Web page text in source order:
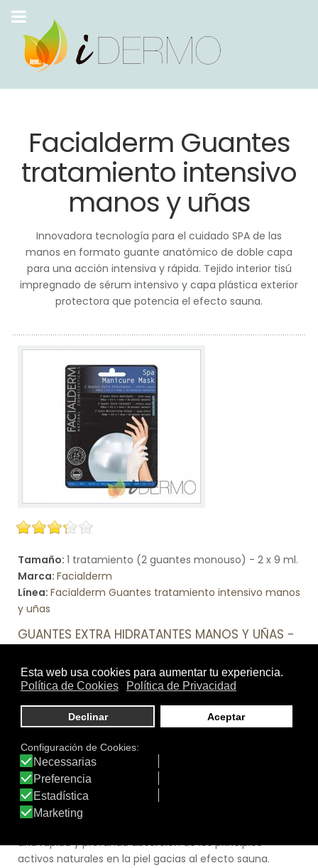
Facialderm Guantes
tratamiento intensivo
manos y uñas
Innovadora tecnología para el cuidado SPA de las
manos en formato guante anatómico de doble capa
para una acción intensiva y rápida. Tejido interior tisú
impregnado de sérum intensivo y capa plástica exterior
protectora que potencia el efecto sauna.
Tamaño: 1 tratamiento (2 guantes monouso) - 2 x 9 ml.
Marca: Facialderm
Línea: Facialderm Guantes tratamiento intensivo manos
y uñas
GUANTES EXTRA HIDRATANTES MANOS Y UÑAS -
Repara y regenera intensamente tus manos a la vez
que nutres e hidratas uñas y cutículas. Con los guantes
hidratación intensiva de Facialderm, tendrás un
tratamiento integral para manos y uñas, ideado para
recuperar la suavidad en pieles secas y castigadas,
ayudando además a reducir las manchas producidas
por la edad.
Práctico tratamiento SPA profesional en formato
guante de doble capa- tejido interior tisú pre-
una rápida y profunda absorción de los principios
activos naturales en la piel gacias al efecto sauna.